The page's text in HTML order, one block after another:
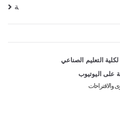
ة
لكلية التعليم الصناعي
على اليوتيوب
والاقتراحات